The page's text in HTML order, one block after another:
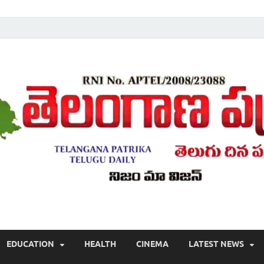
, తాజా వార్తలు , తెలుగు వార్తలు , బ్రేకింగ్ న్యూస్ తెలుగులో , తెలంగాణ లో తాజా
EDUCATION HEALTH CINEMA LATEST NEWS